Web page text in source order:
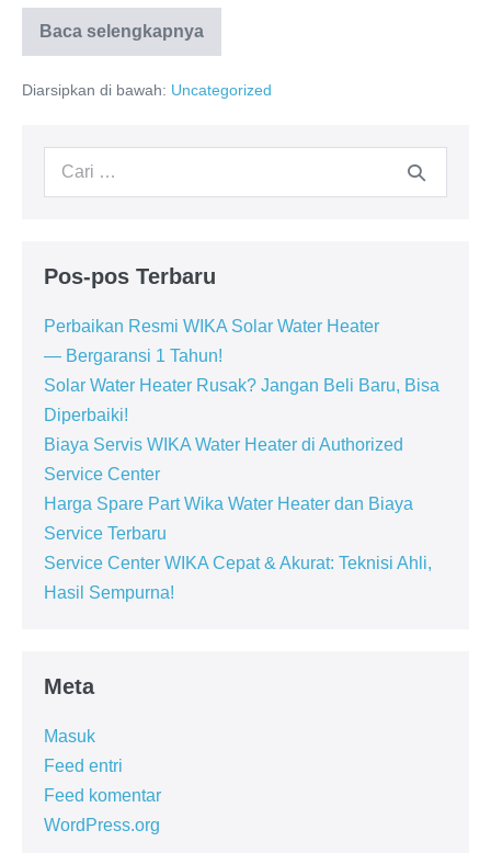
Baca selengkapnya
WIKA
Cilandak:
Profesional
Diarsipkan di bawah: Uncategorized
Pencarian
Pos-pos Terbaru
Perbaikan Resmi WIKA Solar Water Heater
— Bergaransi 1 Tahun!
Solar Water Heater Rusak? Jangan Beli Baru, Bisa
Diperbaiki!
Biaya Servis WIKA Water Heater di Authorized
Service Center
Harga Spare Part Wika Water Heater dan Biaya
Service Terbaru
Service Center WIKA Cepat & Akurat: Teknisi Ahli,
Hasil Sempurna!
Meta
Masuk
Feed entri
Feed komentar
WordPress.org